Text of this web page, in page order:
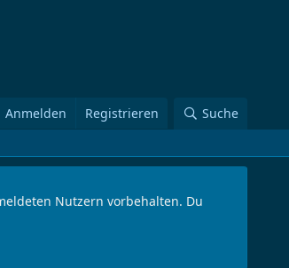
Anmelden Registrieren Suche
Nutzern vorbehalten. Du